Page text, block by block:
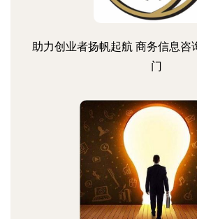
助力创业者扬帆起航 商务信息咨
门